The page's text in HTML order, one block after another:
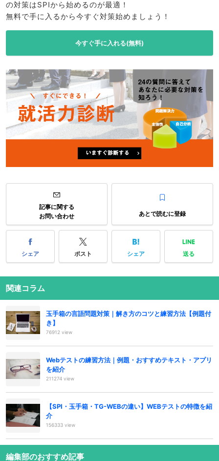
の対策はSPIから始めるのが最適！
無料で手に入るから今すぐ対策始めましょう！
今すぐ手に入れる(無料)
記事に関する
お問い合わせ
あとで読むに登録
シェア ポスト シェア 送る
関連コラム
玉手箱の言語問題対策｜解き方のコツと練習方法【例題付
き】
76912 view
Webテストの練習方法｜例題・おすすめテキスト・アプリ
を紹介
211274 view
【SPI・玉手箱・TG-WEBの違い】WEBテストの特徴を紹
介
156333 view
編集部のおすすめ記事